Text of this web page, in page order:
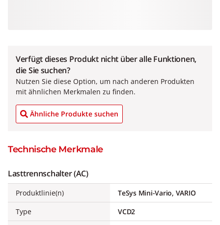
Verfügt dieses Produkt nicht über alle Funktionen,
die Sie suchen?
Nutzen Sie diese Option, um nach anderen Produkten
mit ähnlichen Merkmalen zu finden.
Ähnliche Produkte suchen
Technische Merkmale
Lasttrennschalter (AC)
Produktlinie(n)
TeSys Mini-Vario, VARIO
Type
VCD2